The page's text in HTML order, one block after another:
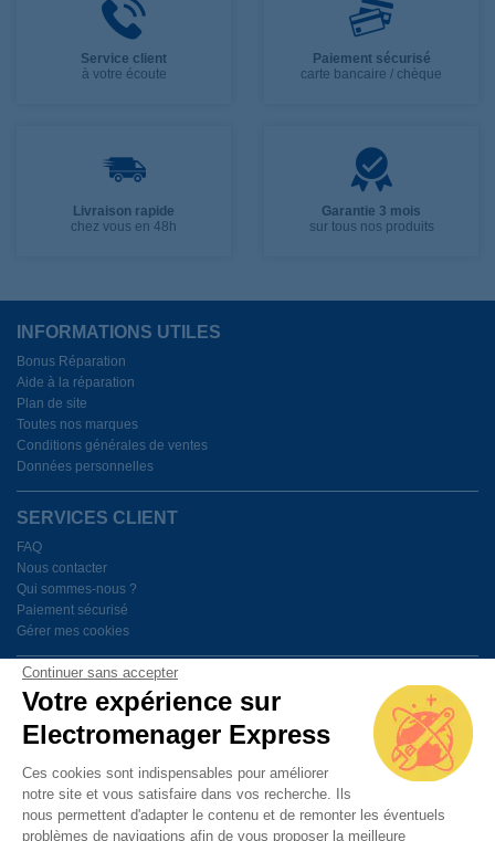
Continuer sans accepter
Votre expérience sur
Electromenager Express
Ces cookies sont indispensables pour améliorer
notre site et vous satisfaire dans vos recherche. Ils
nous permettent d'adapter le contenu et de remonter les éventuels
problèmes de navigations afin de vous proposer la meilleure
Service client
à votre écoute
Paiement sécurisé
carte bancaire / chèque
Livraison rapide
chez vous en 48h
Garantie 3 mois
sur tous nos produits
INFORMATIONS UTILES
Bonus Réparation
Aide à la réparation
Plan de site
Toutes nos marques
Conditions générales de ventes
Données personnelles
SERVICES CLIENT
FAQ
Nous contacter
Qui sommes-nous ?
Paiement sécurisé
Gérer mes cookies
BESOIN D'AIDE ?
PAIEMENT SÉCURISÉ